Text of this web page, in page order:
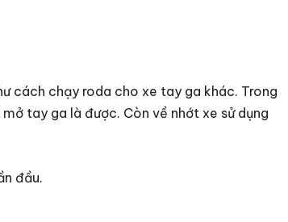
cách chạy roda cho xe tay ga khác. Trong
tay ga là được. Còn về nhớt xe sử dụng
đầu.